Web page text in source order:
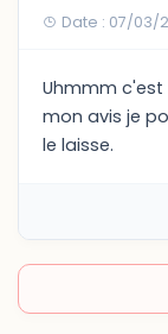
Date : 07/03/
Uhmmm
mon avis je
le laisse.